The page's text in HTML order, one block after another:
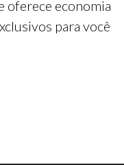
oferece economia
para você